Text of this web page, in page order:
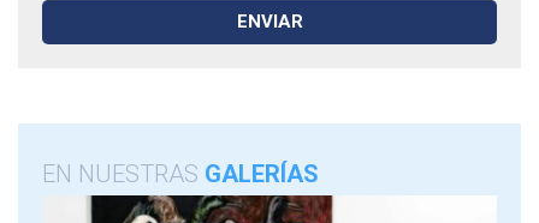
EN NUESTRAS GALERÍAS